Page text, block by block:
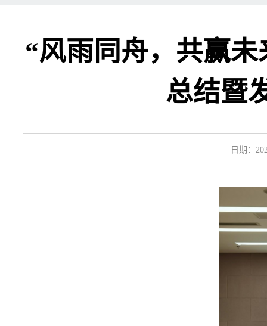
“风雨同舟，共赢
总结暨
日期：